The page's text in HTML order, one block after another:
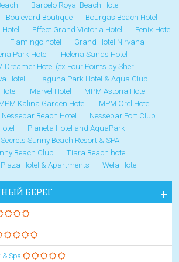
Barcelo Royal Beach Hotel
Boulevard Boutique
Bourgas Beach Hotel
Effect Grand Victoria Hotel
Fenix Hotel
Flamingo hotel
Grand Hotel Nirvana
Park Hotel
Helena Sands Hotel
Dreamer Hotel (ex.Four Points by Sher
Hotel
Laguna Park Hotel & Aqua Club
Marvel Hotel
MPM Astoria Hotel
Kalina Garden Hotel
MPM Orel Hotel
Nessebar Beach Hotel
Nessebar Fort Club
Planeta Hotel and AquaPark
Secrets Sunny Beach Resort & SPA
Beach Club
Tiara Beach hotel
Hotel & Apartments Wela Hotel
БЕРЕГ
& Spa